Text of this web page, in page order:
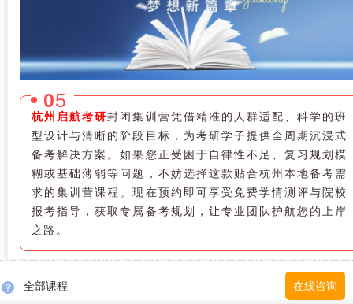
05
杭州启航考研封闭集训营凭借精准的人群适配、科学的班
型设计与清晰的阶段目标，为考研学子提供全周期沉浸式
备考解决方案。如果您正受困于自律性不足、复习规划模
糊或基础薄弱等问题，不妨选择这款贴合杭州本地备考需
求的集训营课程。现在预约即可享受免费学情测评与院校
报考指导，获取专属备考规划，让专业团队护航您的上岸
之路。
全部课程 在线咨询